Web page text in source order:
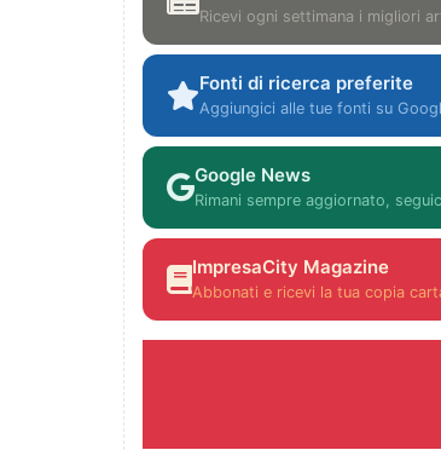
Ricevi ogni settimana i migliori
Fonti di ricerca preferite
Aggiungici alle tue fonti su
Google News
Rimani sempre aggiornato,
ImpresaCity Magazine
Abbonati e ricevi la tua copia